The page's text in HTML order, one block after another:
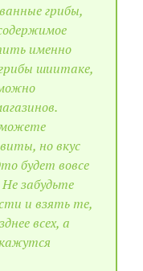
грибы,
именно
шиитаке,
но вкус
будет вовсе
забудьте
и взять те,
всех, а